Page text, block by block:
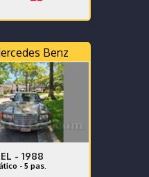
Benz
- 1988
- 5 pas.